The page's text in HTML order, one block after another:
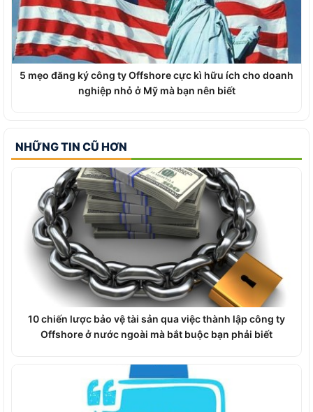
5 mẹo đăng ký công ty Offshore cực kì hữu ích cho doanh
nghiệp nhỏ ở Mỹ mà bạn nên biết
NHỮNG TIN CŨ HƠN
10 chiến lược bảo vệ tài sản qua việc thành lập công ty
Offshore ở nước ngoài mà bắt buộc bạn phải biết